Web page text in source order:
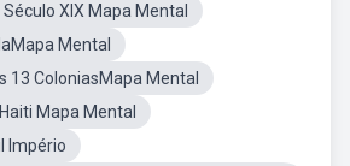
XIX Mapa Mental
Mental
13 ColoniasMapa Mental
Mapa Mental
Império